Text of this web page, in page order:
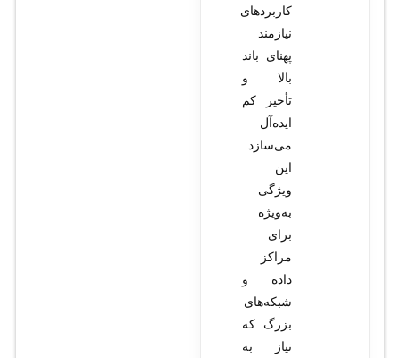
کاربردهای
نیازمند
پهنای باند
بالا و
تأخیر کم
ایده‌آل
می‌سازد.
این
ویژگی
به‌ویژه
برای
مراکز
داده و
شبکه‌های
بزرگ که
نیاز به